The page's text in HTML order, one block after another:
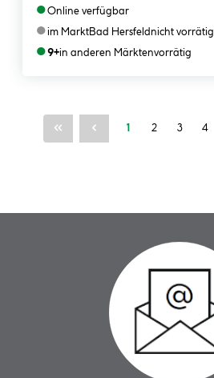
●Online verfügbar
●im MarktBad Hersfeldnicht vorrätig
●9+in anderen Märktenvorrätig
Seite
1 Seite
2 Seite
3 4